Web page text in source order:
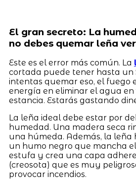
El gran secreto: La
no debes quemar leña
Este es el error más común. La
cortada puede tener hasta un
intentas quemar eso, el fuego
energía en eliminar el agua
estancia. Estarás gastando
La leña ideal debe estar por
humedad. Una madera seca
una húmeda. Además, la leña
un humo negro que mancha
estufa y crea una capa
(creosota) que es muy
provocar incendios.